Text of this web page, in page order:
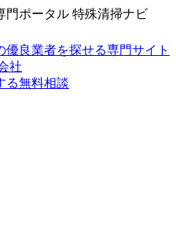
門ポータル 特殊清掃ナビ
優良業者を探せる専門サイト
社
る無料相談